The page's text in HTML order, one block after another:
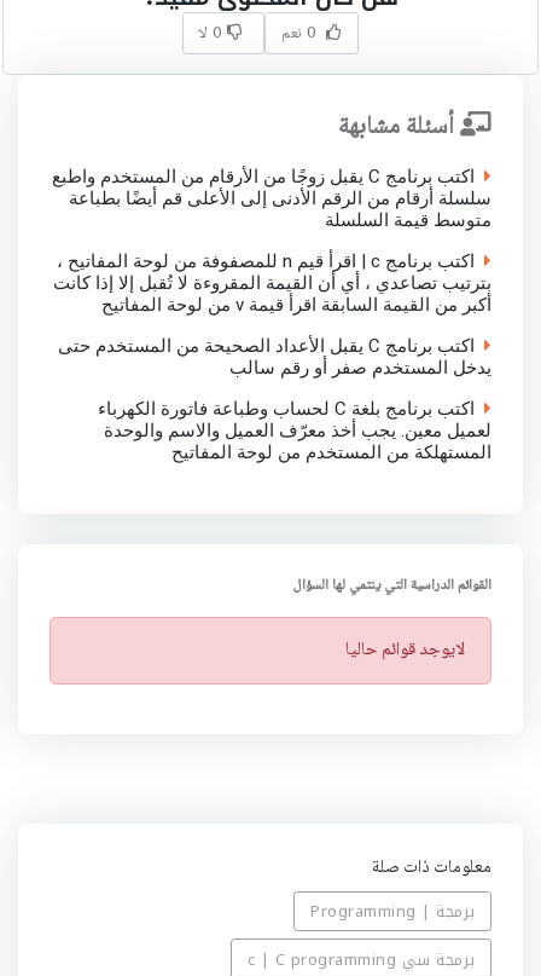
0 نعم 0 لا
أسئلة مشابهة
اكتب برنامج C يقبل زوجًا من الأرقام من المستخدم واطبع
سلسلة أرقام من الرقم الأدنى إلى الأعلى قم أيضًا بطباعة
متوسط قيمة السلسلة
اكتب برنامج c | اقرأ قيم n للمصفوفة من لوحة المفاتيح ،
بترتيب تصاعدي ، أي أن القيمة المقروءة لا تُقبل إلا إذا كانت
أكبر من القيمة السابقة اقرأ قيمة v من لوحة المفاتيح
اكتب برنامج C يقبل الأعداد الصحيحة من المستخدم حتى
يدخل المستخدم صفر أو رقم سالب
اكتب برنامج بلغة C لحساب وطباعة فاتورة الكهرباء
لعميل معين. يجب أخذ معرّف العميل والاسم والوحدة
المستهلكة من المستخدم من لوحة المفاتيح
القوائم الدراسية التي ينتمي لها السؤال
ت
ن
لايوجد قوائم حاليا
معلومات ذات صلة
برمجة | Programming
برمجة سي c | C programming